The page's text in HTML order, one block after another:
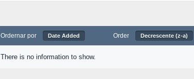
Ordernar por Date Added Order Decrescente (z-a)
There is no information to show.